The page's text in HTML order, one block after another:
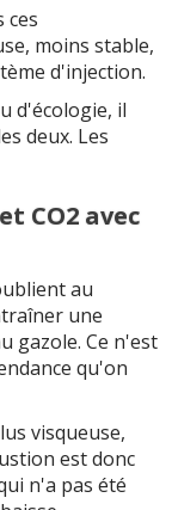
ces
moins stable,
d'injection.
d'écologie, il
deux. Les
CO2 avec
au
une
gazole. Ce n'est
qu'on
visqueuse,
est donc
n'a pas été